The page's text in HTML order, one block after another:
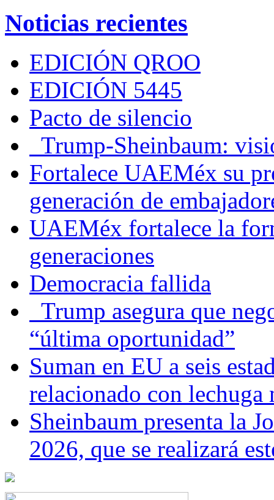
Noticias recientes
EDICIÓN QROO
EDICIÓN 5445
Pacto de silencio
Trump-Sheinbaum:
Fortalece UAEMéx su
generación de
UAEMéx fortalece la
generaciones
Democracia fallida
Trump asegura que
“última oportunidad”
Suman en EU a seis
relacionado con lechuga
Sheinbaum presenta la
2026, que se realizará